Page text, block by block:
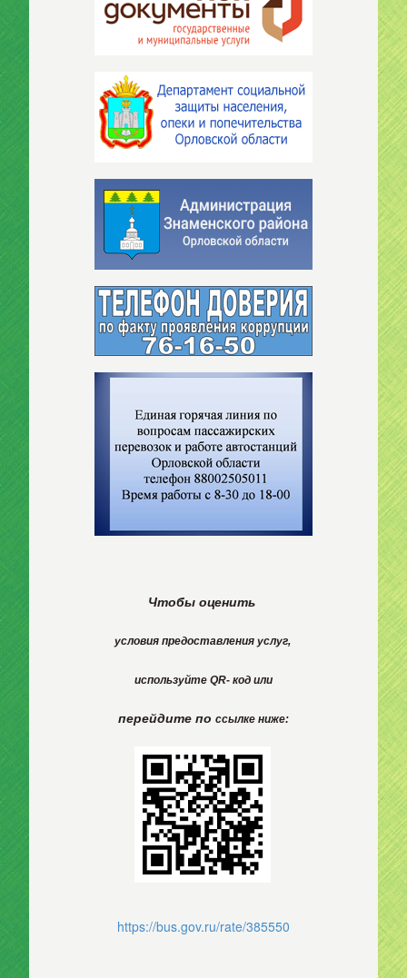
Чтобы оценить
условия предоставления услуг,
используйте QR- код или
перейдите по ссылке ниже:
https://bus.gov.ru/rate/385550